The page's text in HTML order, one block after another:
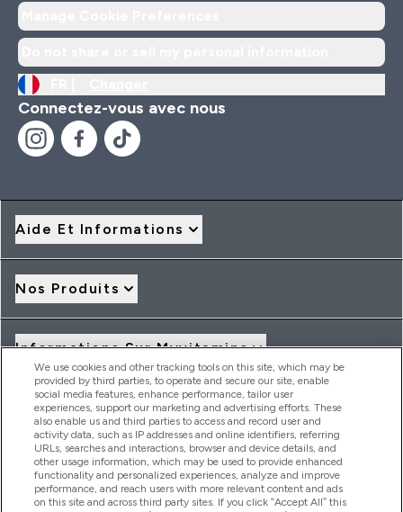
Connectez-vous avec nous
Aide Et Informations
Nos Produits
Informations Sur Myvitamins
Offres Et Réductions
2026 THG Nutrition Limited (FRN: 1022962), trading as
MyVitamins.com is an Introducer Appointed Representative of
Frasers Group Financial Services Limited (FRN: 311908) who are
We use cookies and other tracking tools on this site, which may be
provided by third parties, to operate and secure our site, enable
social media features, enhance performance, tailor user
experiences, support our marketing and advertising efforts. These
also enable us and third parties to access and record user and
activity data, such as IP addresses and online identifiers, referring
URLs, searches and interactions, browser and device details, and
other usage information, which may be used to provide enhanced
functionality and personalized experiences, analyze and improve
performance, and reach users with more relevant content and ads
on this site and across third party sites. If you click “Accept All” this